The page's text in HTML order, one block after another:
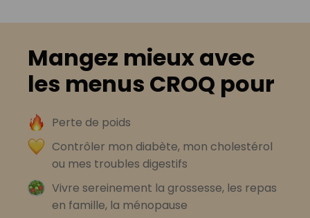
Mangez mieux avec
les menus CROQ pour
Perte de poids
Contrôler mon diabète, mon cholestérol
ou mes troubles digestifs
Vivre sereinement la grossesse, les repas
en famille, la ménopause